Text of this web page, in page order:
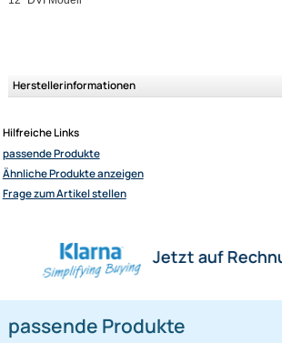
MINI DVI auf DVI Kupplung Adapterkabel für
12" DVI Modell
Herstellerinformationen
passende Produkte